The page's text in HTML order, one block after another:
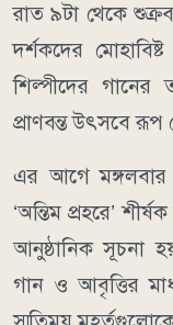
রাত ৯টা থেকে
দর্শকদের
শিল্পীদের
প্রাণবন্ত উৎসবে রূপ
এর আগে মঙ্গলবার
‘অন্তিম প্রহরে’
আনুষ্ঠানিক সূচনা
গান ও আবৃত্তির